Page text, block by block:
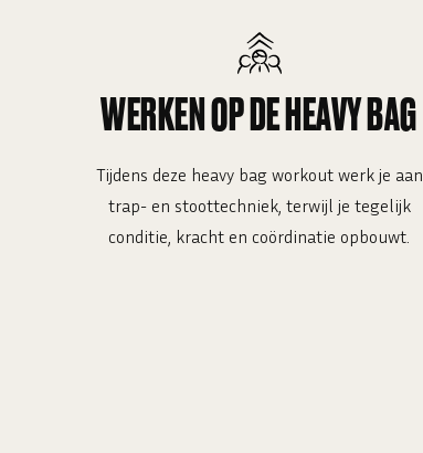
WERKEN OP DE HEAVY BAG
Tijdens deze heavy bag workout werk je aan
trap- en stoottechniek, terwijl je tegelijk
conditie, kracht en coördinatie opbouwt.